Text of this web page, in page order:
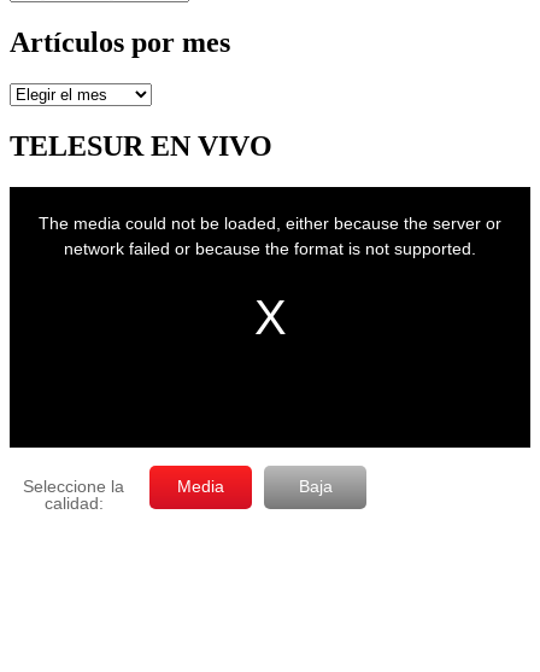
Artículos por mes
Artículos
mes
TELESUR EN VIVO